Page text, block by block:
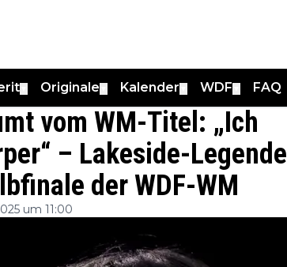
Originale Kalender WDF FAQ
vom WM-Titel: „Ich
– Lakeside-Legende
der WDF-WM
um 11:00